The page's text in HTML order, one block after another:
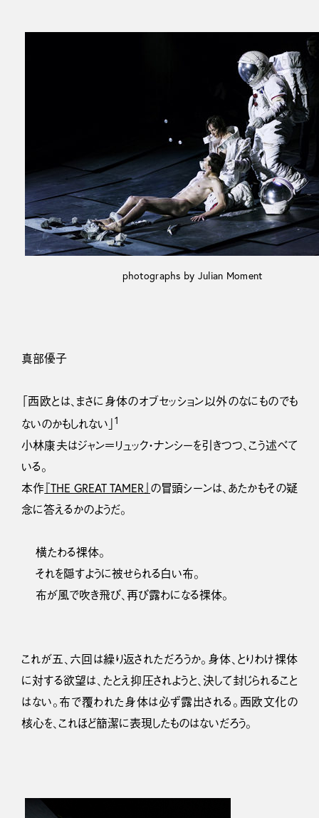
photographs by Julian Moment
真部優子
「西欧とは、まさに身体のオブセッション以外のなにものでも
ないのかもしれない」
1
小林康夫はジャン＝リュック・ナンシーを引きつつ、こう述べて
いる。
本作 『THE GREAT TAMER』 の冒頭シーンは、あたかもその疑
念に答えるかのようだ。
横たわる裸体。
それを隠すように被せられる白い布。
布が風で吹き飛び、再び露わになる裸体。
これが五、六回は繰り返されただろうか。身体、とりわけ裸体
に対する欲望は、たとえ抑圧されようと、決して封じられること
はない。布で覆われた身体は必ず露出される。西欧文化の
核心を、これほど簡潔に表現したものはないだろう。